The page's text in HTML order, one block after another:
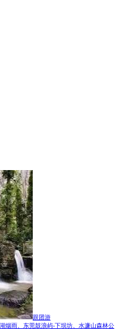
跟团游
烟雨、东莞鼓浪屿-下坝坊、水濂山森林公